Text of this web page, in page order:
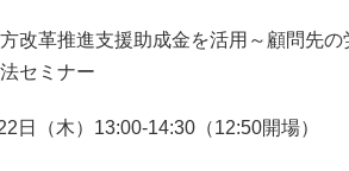
方改革推進支援助成金を活用～顧問先
ミナー
日（木）13:00-14:30（12:50開場）